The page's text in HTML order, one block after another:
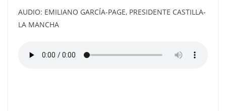
AUDIO: EMILIANO GARCÍA-PAGE, PRESIDENTE CASTILLA-
LA MANCHA